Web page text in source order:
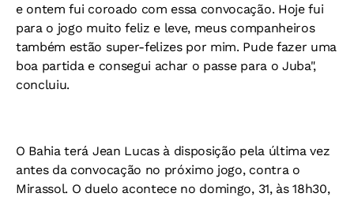
e ontem fui coroado com essa convocação. Hoje fui
para o jogo muito feliz e leve, meus companheiros
também estão super-felizes por mim. Pude fazer uma
boa partida e consegui achar o passe para o Juba",
concluiu.
O Bahia terá Jean Lucas à disposição pela última vez
antes da convocação no próximo jogo, contra o
Mirassol. O duelo acontece no domingo, 31, às 18h30,